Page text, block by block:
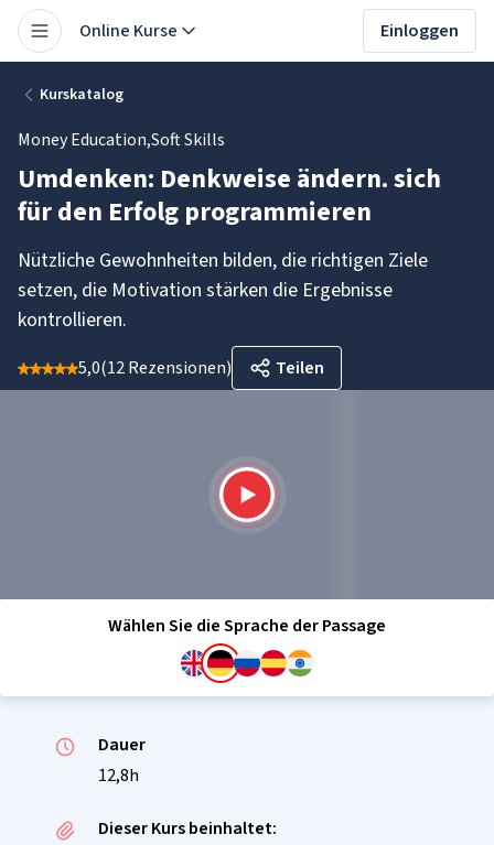
Online Kurse Einloggen
Kurskatalog
Money Education,Soft Skills
Umdenken: Denkweise ändern. sich
für den Erfolg programmieren
Nützliche Gewohnheiten bilden, die richtigen Ziele
setzen, die Motivation stärken die Ergebnisse
kontrollieren.
5,0(12 Rezensionen) Teilen
Wählen Sie die Sprache der Passage
Dauer
12,8h
Dieser Kurs beinhaltet: